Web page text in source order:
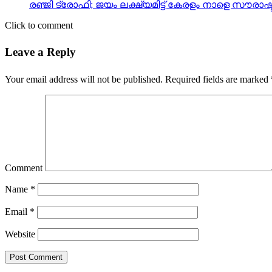
രഞ്ജി ട്രോഫി; ജയം ലക്ഷ്യമിട്ട് കേരളം നാളെ
Click to comment
Leave a Reply
Your email address will not be published. Required fields are marked
Comment
Name *
Email *
Website